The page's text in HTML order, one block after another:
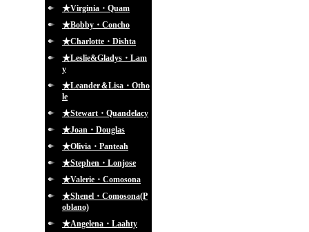
★Virginia・Quam
★Bobby・Concho
★Charlotte・Dishta
★Leslie&Gladys・Lam
y
★Leander＆Lisa・Otho
le
★Stewart・Quandelacy
★Joan・Douglas
★Olivia・Panteah
★Stephen・Lonjose
★Valerie・Comosona
★Shenel・Comosona(P
oblano)
★Angelena・Laahty